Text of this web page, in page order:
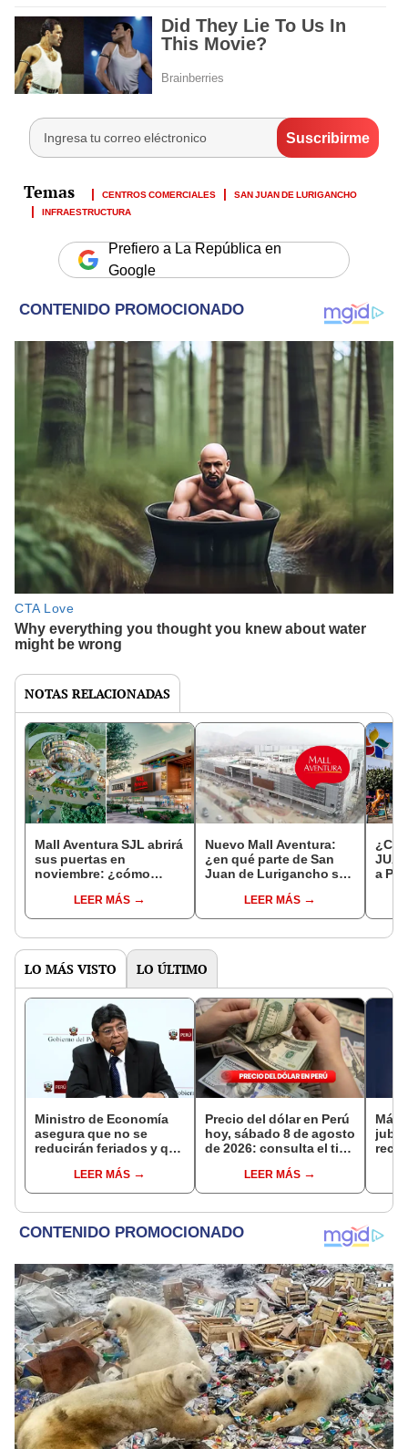
CENTROS COMERCIALES
SAN JUAN DE LURIGANCHO
INFRAESTRUCTURA
Prefiero a La República en
Google
NOTAS RELACIONADAS
Mall Aventura SJL abrirá
sus puertas en
noviembre: ¿cómo
comercial?LEER MÁS
Nuevo Mall Aventura:
¿en qué parte de San
Juan de Lurigancho se
sus puertas?
LEER MÁS
a
LO MÁS VISTO LO ÚLTIMO
Ministro de Economía
asegura que no se
reducirán feriados y que
aumentará en dos
etapas
LEER MÁS
Precio del dólar en Perú
hoy, sábado 8 de agosto
de 2026: consulta el tipo
casas de cambio y
plataformas digitales
LEER MÁS
Más